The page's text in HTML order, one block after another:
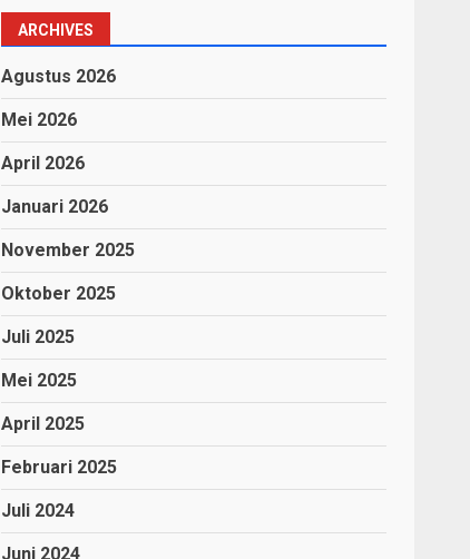
ARCHIVES
Agustus 2026
Mei 2026
April 2026
Januari 2026
November 2025
Oktober 2025
Juli 2025
Mei 2025
April 2025
Februari 2025
Juli 2024
Juni 2024